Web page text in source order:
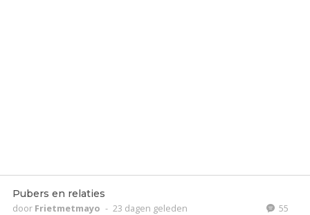
Pubers en relaties
door Frietmetmayo - 23 dagen geleden 55